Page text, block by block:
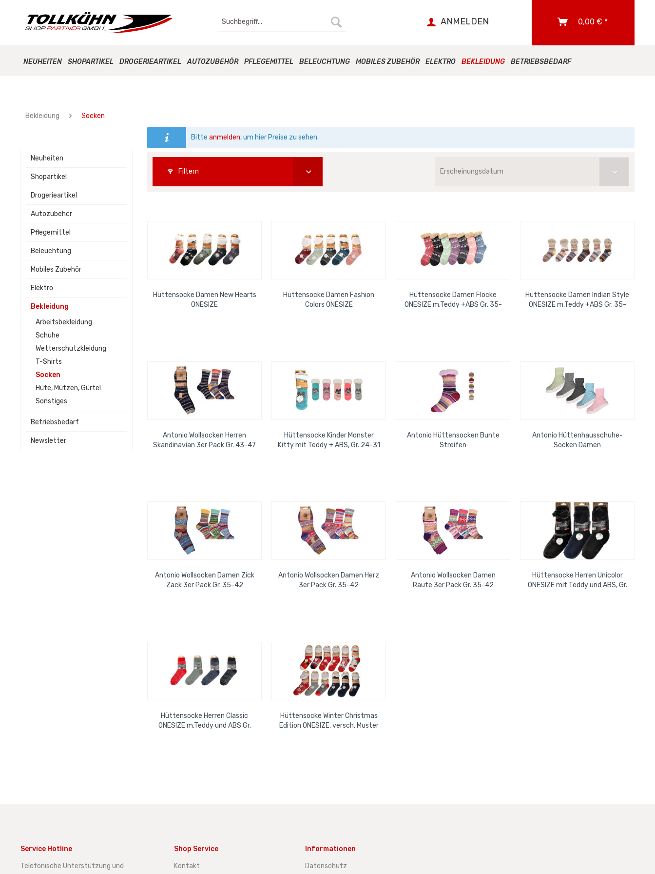
ANMELDEN 0,00 € *
NEUHEITEN SHOPARTIKEL DROGERIEARTIKEL AUTOZUBEHÖR PFLEGEMITTEL BELEUCHTUNG MOBILES ZUBEHÖR ELEKTRO BEKLEIDUNG BETRIEBSBEDARF
Bekleidung Socken
Neuheiten
Shopartikel
Drogerieartikel
Autozubehör
Pflegemittel
Beleuchtung
Mobiles Zubehör
Elektro
Bekleidung
Arbeitsbekleidung
Schuhe
Wetterschutzkleidung
T-Shirts
Socken
Hüte, Mützen, Gürtel
Sonstiges
Betriebsbedarf
Newsletter
Bitte anmelden, um hier Preise zu sehen.
Filtern
Hüttensocke Damen New Hearts
ONESIZE
Hüttensocke Damen Fashion
Colors ONESIZE
Hüttensocke Damen Flocke
ONESIZE m.Teddy +ABS Gr. 35-
Hüttensocke Damen Indian Style
ONESIZE m.Teddy +ABS Gr. 35-
Antonio Wollsocken Herren
Skandinavian 3er Pack Gr. 43-47
Hüttensocke Kinder Monster
Kitty mit Teddy + ABS, Gr. 24-31
Antonio Hüttensocken Bunte
Streifen
Antonio Hüttenhausschuhe-
Socken Damen
Antonio Wollsocken Damen Zick
Zack 3er Pack Gr. 35-42
Antonio Wollsocken Damen Herz
3er Pack Gr. 35-42
Antonio Wollsocken Damen
Raute 3er Pack Gr. 35-42
Hüttensocke Herren Unicolor
ONESIZE mit Teddy und ABS, Gr.
Hüttensocke Herren Classic
ONESIZE m.Teddy und ABS Gr.
Hüttensocke Winter Christmas
Edition ONESIZE, versch. Muster
Service Hotline
Telefonische Unterstützung und
Shop Service
Kontakt
Informationen
Datenschutz